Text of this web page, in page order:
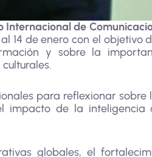
Internacional de
14 de enero con el objetivo
y sobre la
para reflexionar sobre
impacto de la inteligencia
globales, el